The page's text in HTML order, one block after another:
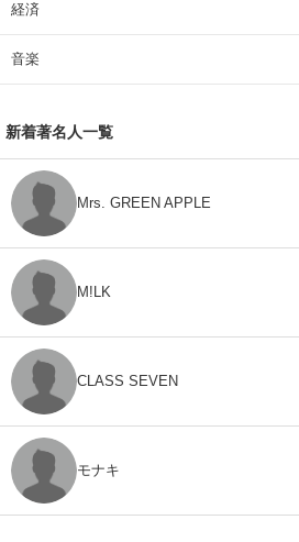
経済
音楽
新着著名人一覧
Mrs. GREEN APPLE
M!LK
CLASS SEVEN
モナキ